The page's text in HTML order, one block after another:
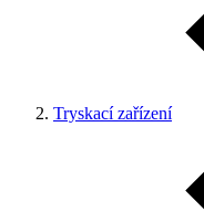
Tryskací zařízení